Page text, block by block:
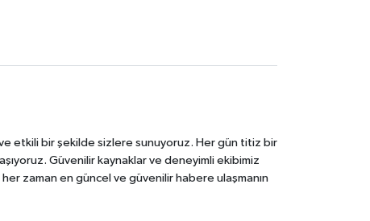
etkili bir şekilde sizlere sunuyoruz. Her gün titiz bir
Güvenilir kaynaklar ve deneyimli ekibimiz
zaman en güncel ve güvenilir habere ulaşmanın